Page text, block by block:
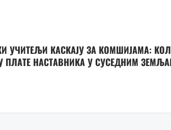
УЧИТЕЉИ КАСКАЈУ ЗА КОМШИЈАМА:
ПЛАТЕ НАСТАВНИКА У СУСЕДНИМ